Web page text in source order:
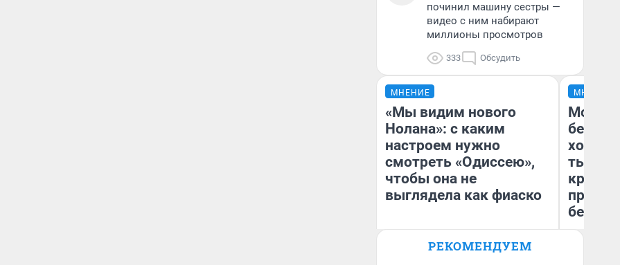
починил машину сестры —
видео с ним набирают
миллионы просмотров
333 Обсудить
МНЕНИЕ
«Мы видим нового
Нолана»: с каким
настроем нужно
смотреть «Одиссею»,
чтобы она не
выглядела как фиаско
Надежда Губарь
МНЕНИЕ
Мой
хотела
тысяч,
РЕКОМЕНДУЕМ